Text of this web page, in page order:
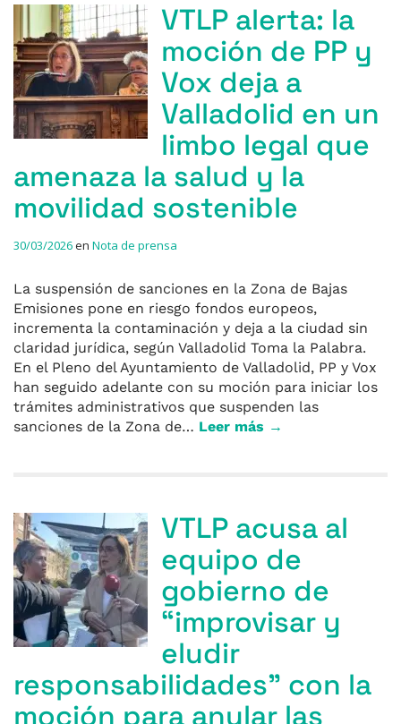
VTLP alerta: la
moción de PP y
Vox deja a
Valladolid en un
limbo legal que
amenaza la salud y la
movilidad sostenible
30/03/2026en Nota de prensa
La suspensión de sanciones en la Zona de Bajas
Emisiones pone en riesgo fondos europeos,
incrementa la contaminación y deja a la ciudad sin
claridad jurídica, según Valladolid Toma la Palabra.
En el Pleno del Ayuntamiento de Valladolid, PP y Vox
han seguido adelante con su moción para iniciar los
trámites administrativos que suspenden las
sanciones de la Zona de… Leer más →
VTLP acusa al
equipo de
gobierno de
“improvisar y
eludir
responsabilidades” con la
moción para anular las